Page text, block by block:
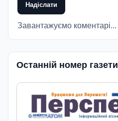
Надіслати
Завантажуємо коментарі...
Останній номер газети